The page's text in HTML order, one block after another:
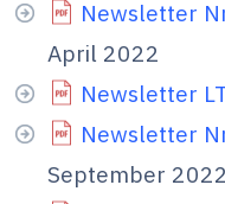
Newsletter
April 2022
Newsletter
Newsletter
September 2022